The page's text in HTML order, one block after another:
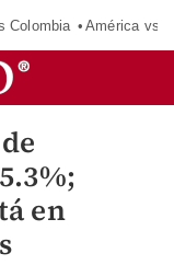
Colombia América vs
en